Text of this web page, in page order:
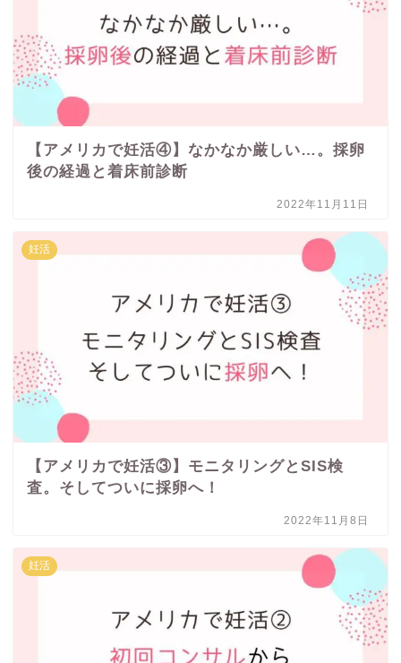
【アメリカで妊活④】なかなか厳しい…。採卵
後の経過と着床前診断
2022年11月11日
妊活
【アメリカで妊活③】モニタリングとSIS検
査。そしてついに採卵へ！
2022年11月8日
妊活